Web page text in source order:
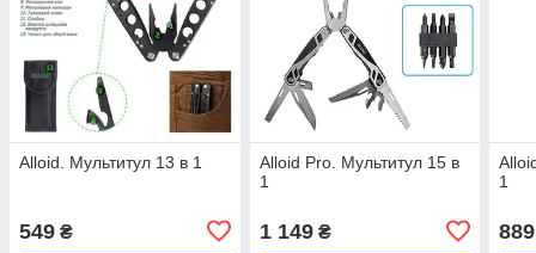
Alloid. Мультитул 13 в 1
549 ₴
Alloid Pro. Мультитул 15 в
1
1 149₴
1
889